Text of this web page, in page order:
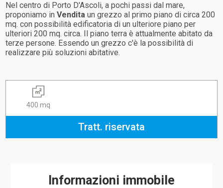
Nel centro di Porto D'Ascoli, a pochi passi dal mare,
proponiamo inVendita un grezzo al primo piano di circa 200
mq. con possibilità edificatoria di un ulteriore piano per
ulteriori 200 mq. circa. Il piano terra è attualmente abitato da
terze persone. Essendo un grezzo c'è la possibilità di
realizzare più soluzioni abitative.
400 mq
Tratt. riservata
Informazioni immobile